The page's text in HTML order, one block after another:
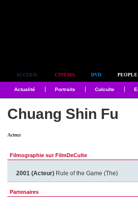
ACCUEIL CINÉMA DVD PEOPLE
Actualité Portraits Culculte
Chuang Shin Fu
Acteur
Filmographie sur FilmDeCulte
2001 (Acteur) Rule of the Game (The)
Partenaires